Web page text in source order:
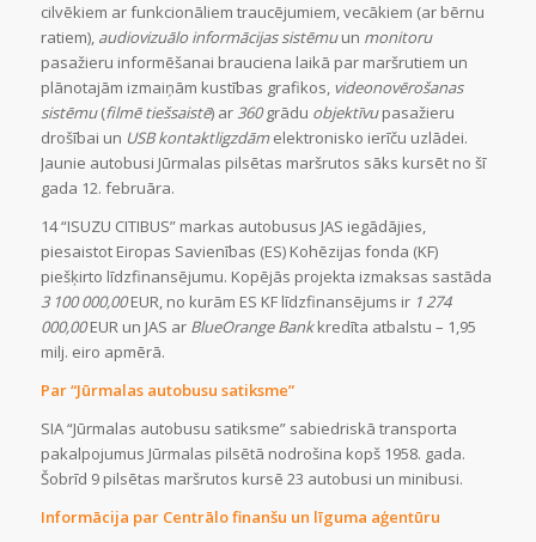
cilvēkiem ar funkcionāliem traucējumiem, vecākiem (ar bērnu
ratiem), audiovizuālo informācijas sistēmuun monitoru
pasažieru informēšanai brauciena laikā par maršrutiem un
plānotajām izmaiņām kustības grafikos, videonovērošanas
sistēmu(filmē tiešsaistē) ar360grādu objektīvupasažieru
drošībai un USB kontaktligzdāmelektronisko ierīču uzlādei.
Jaunie autobusi Jūrmalas pilsētas maršrutos sāks kursēt no šī
gada 12. februāra.
14 “ISUZU CITIBUS” markas autobusus JAS iegādājies,
piesaistot Eiropas Savienības (ES) Kohēzijas fonda (KF)
piešķirto līdzfinansējumu. Kopējās projekta izmaksas sastāda
3 100 000,00EUR, no kurām ES KF līdzfinansējums ir 1 274
000,00EUR un JAS ar BlueOrange Bankkredīta atbalstu – 1,95
milj. eiro apmērā.
Par “Jūrmalas autobusu satiksme”
SIA “Jūrmalas autobusu satiksme” sabiedriskā transporta
pakalpojumus Jūrmalas pilsētā nodrošina kopš 1958. gada.
Šobrīd 9 pilsētas maršrutos kursē 23 autobusi un minibusi.
Informācija par Centrālo finanšu un līguma aģentūru